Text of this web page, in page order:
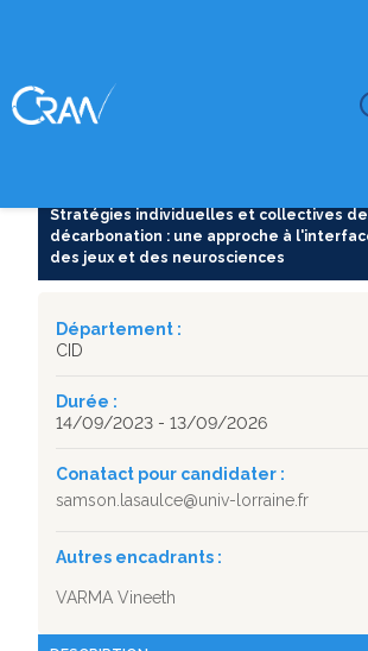
LE CRAN Thèses
Stratégies individuelles et
décarbonation : u...
Stratégies individuelles et collectives de
décarbonation : une approche à
des jeux et des neurosciences
Département :
CID
Durée :
14/09/2023 - 13/09/2026
Conatact pour candidater :
samson.lasaulce@univ-lorraine.fr
Autres encadrants :
VARMA Vineeth